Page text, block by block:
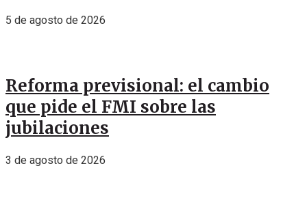
5 de agosto de 2026
Reforma previsional: el cambio
que pide el FMI sobre las
jubilaciones
3 de agosto de 2026